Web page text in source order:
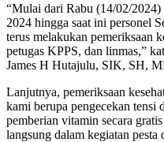
“Mulai dari Rabu (14/02/2024)
2024 hingga saat ini personel
terus melakukan pemeriksaan
petugas KPPS, dan linmas,”
James H Hutajulu, SIK, SH,
Lanjutnya, pemeriksaan
kami berupa pengecekan tensi
pemberian vitamin secara
langsung dalam kegiatan pesta